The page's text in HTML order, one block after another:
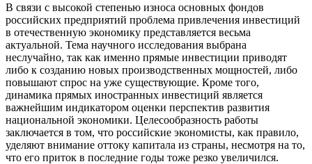
В связи с высокой степенью износа основных фондов
российских предприятий проблема привлечения инвестиций
в отечественную экономику представляется весьма
актуальной. Тема научного исследования выбрана
неслучайно, так как именно прямые инвестиции приводят
либо к созданию новых производственных мощностей, либо
повышают спрос на уже существующие. Кроме того,
динамика прямых иностранных инвестиций является
важнейшим индикатором оценки перспектив развития
национальной экономики. Целесообразность работы
заключается в том, что российские экономисты, как правило,
уделяют внимание оттоку капитала из страны, несмотря на то,
что его приток в последние годы тоже резко увеличился.